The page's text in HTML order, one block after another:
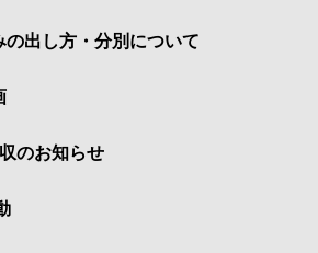
出し方・分別について
のお知らせ